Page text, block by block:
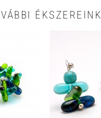
ÉKSZEREINK